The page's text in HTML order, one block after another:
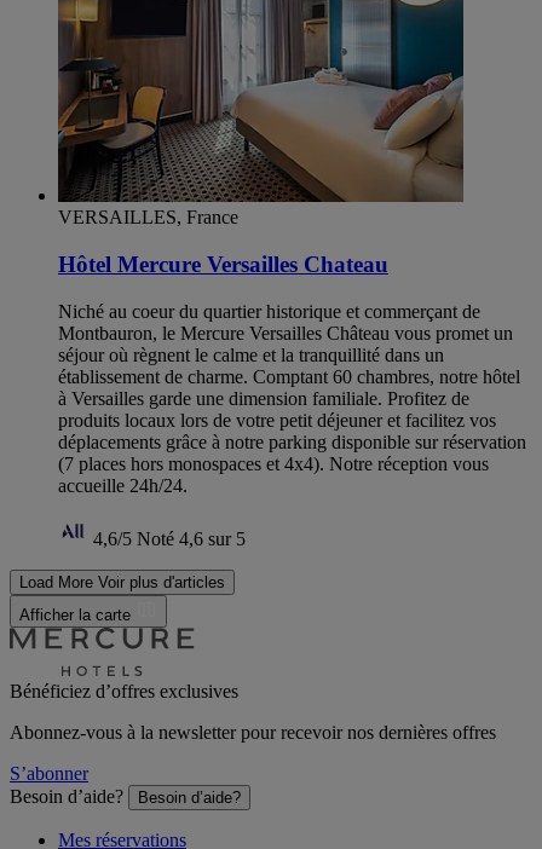
VERSAILLES, France
Hôtel Mercure Versailles Chateau
Niché au coeur du quartier historique et commerçant de
Montbauron, le Mercure Versailles Château vous promet un
séjour où règnent le calme et la tranquillité dans un
établissement de charme. Comptant 60 chambres, notre hôtel
à Versailles garde une dimension familiale. Profitez de
produits locaux lors de votre petit déjeuner et facilitez vos
déplacements grâce à notre parking disponible sur réservation
(7 places hors monospaces et 4x4). Notre réception vous
accueille 24h/24.
4,6/5 Noté 4,6 sur 5
Load More Voir plus d'articles
Afficher la carte
Bénéficiez d’offres exclusives
Abonnez-vous à la newsletter pour recevoir nos dernières offres
S’abonner
Besoin d’aide?
Besoin d’aide?
Mes réservations